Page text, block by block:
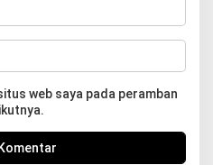
web saya pada peramban